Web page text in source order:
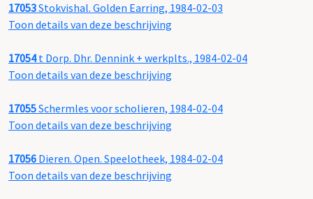
17053Stokvishal. Golden Earring, 1984-02-03
Toon details van deze beschrijving
17054t Dorp. Dhr. Dennink + werkplts., 1984-02-04
Toon details van deze beschrijving
17055Schermles voor scholieren, 1984-02-04
Toon details van deze beschrijving
17056 Dieren. Open. Speelotheek, 1984-02-04
Toon details van deze beschrijving